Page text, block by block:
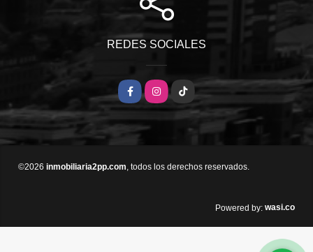
REDES SOCIALES
FacebookInstagram
TikTok
©2026 inmobiliaria2pp.com, todos los derechos reservados.
Powered by: wasi.co